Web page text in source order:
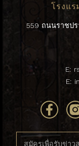
โรงแร
559 ถนนราชปร
E:
E: